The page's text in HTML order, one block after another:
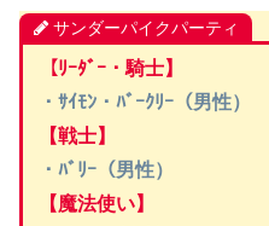
サンダーパイクパーティ
【ﾘｰﾀﾞｰ・騎士】
・ｻｲﾓﾝ・ﾊﾞｰｸﾘｰ（男性）
【戦士】
・ﾊﾞﾘｰ（男性）
【魔法使い】